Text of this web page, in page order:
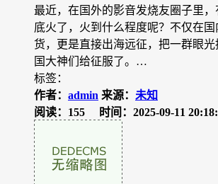
最近，在国外的影音发烧友圈子里
底火了，火到什么程度呢？不仅在
货，更是直接出海远征，把一群眼
国大神们给征服了。…
标签：
作者： admin 来源： 未知
阅读：155
时间：2025-09-11